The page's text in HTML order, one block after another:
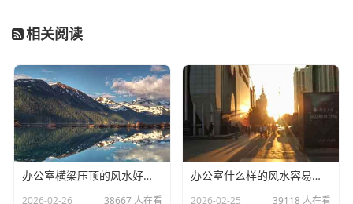
查询机构数不超过5次
五级分类：个人及企业征信不得有异常状态、五级分类
异常等
借贷纠纷：企业或法人当前无借贷纠纷，且近3个月无
作为被告涉诉记录
被执行人记录：企业或法人无被列为被执行人、失信
人、限制出入境、限制高消费或犯罪嫌疑人
相关阅读
办公室横梁压顶的风水好不好(办公室不良的风水有哪些)
2026-02-26 38667 人在看
办公室什么样的风水容易生病(办公室没有窗户的风水化解小妙招)
2026-02-25 39118 人在看